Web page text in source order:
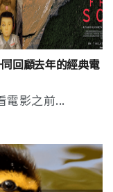
回顧去年的經典電
電影之前...